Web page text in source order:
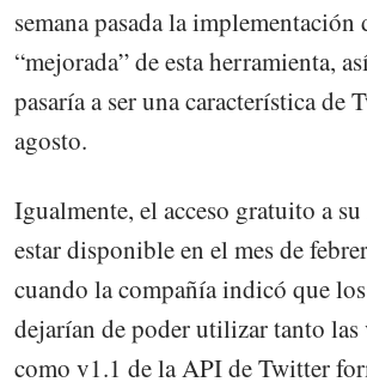
semana pasada la implementación
“mejorada” de esta herramienta,
pasaría a ser una característica de
agosto.
Igualmente, el acceso gratuito a
estar disponible en el mes de
cuando la compañía indicó que
dejarían de poder utilizar tanto las
como v1.1 de la API de Twitter